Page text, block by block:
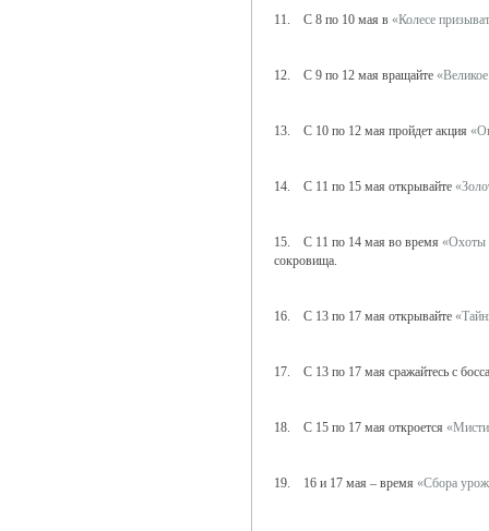
11. С 8 по 10 мая в «Колесе
12. С 9 по 12 мая вращайте
13. С 10 по 12 мая пройдет акция
14. С 11 по 15 мая открывайте
15. С 11 по 14 мая во время «Охоты
сокровища.
16. С 13 по 17 мая открывайте
17. С 13 по 17 мая сражайтесь с
18. С 15 по 17 мая откроется
19. 16 и 17 мая – время «Сбора